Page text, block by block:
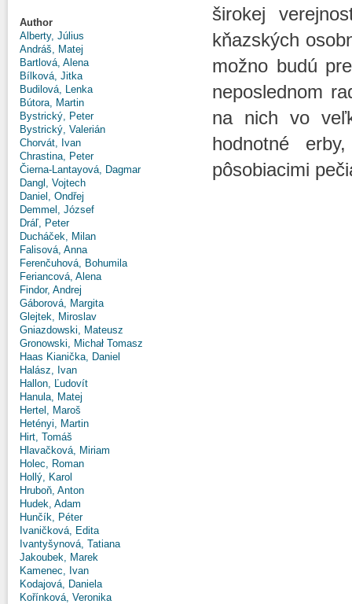
Author
Alberty, Július
Andráš, Matej
Bartlová, Alena
Bílková, Jitka
Budilová, Lenka
Bútora, Martin
Bystrický, Peter
Bystrický, Valerián
Chorvát, Ivan
Chrastina, Peter
Čierna-Lantayová, Dagmar
Dangl, Vojtech
Daniel, Ondřej
Demmel, József
Dráľ, Peter
Ducháček, Milan
Falisová, Anna
Ferenčuhová, Bohumila
Feriancová, Alena
Findor, Andrej
Gáborová, Margita
Glejtek, Miroslav
Gniazdowski, Mateusz
Gronowski, Michał Tomasz
Haas Kianička, Daniel
Halász, Ivan
Hallon, Ľudovít
Hanula, Matej
Hertel, Maroš
Hetényi, Martin
Hirt, Tomáš
Hlavačková, Miriam
Holec, Roman
Hollý, Karol
Hruboň, Anton
Hudek, Adam
Hunčík, Péter
Ivaničková, Edita
Ivantyšynová, Tatiana
Jakoubek, Marek
Kamenec, Ivan
Kodajová, Daniela
Kořínková, Veronika
širokej
kňazských
možno budú
neposlednom
na nich vo
hodnotné
pôsobiacimi